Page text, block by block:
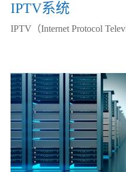
IPTV系统
IPTV（Internet Protocol